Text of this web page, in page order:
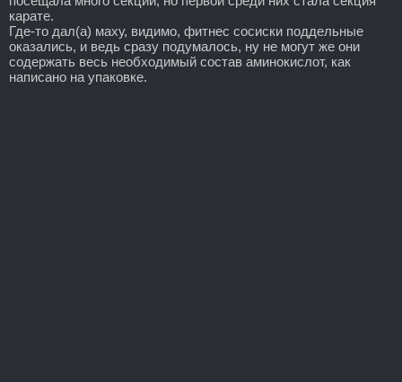
карате.
Где-то дал(а) маху, видимо, фитнес сосиски поддельные
оказались, и ведь сразу подумалось, ну не могут же они
содержать весь необходимый состав аминокислот, как
написано на упаковке.